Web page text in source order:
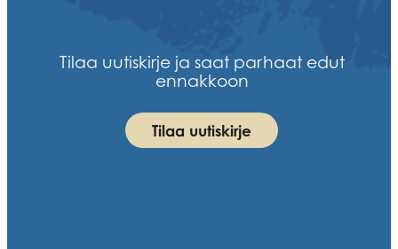
Tilaa uutiskirje ja saat parhaat edut
ennakkoon
Tilaa uutiskirje